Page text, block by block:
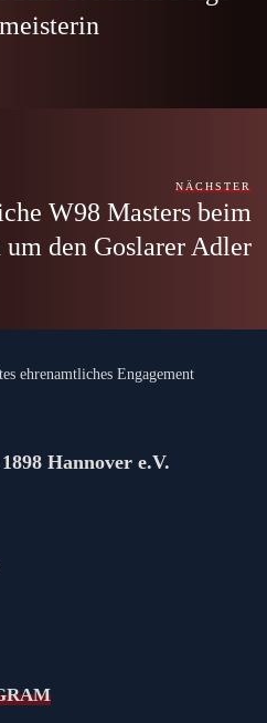
NÄCHSTER
W98 Masters beim
den Goslarer Adler
Hannover e.V.